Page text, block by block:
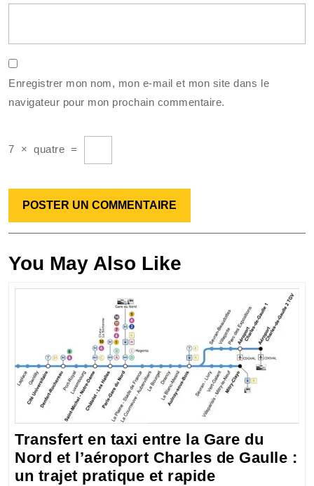
Enregistrer mon nom, mon e-mail et mon site dans le
navigateur pour mon prochain commentaire.
7 × quatre =
You May Also Like
Transfert en taxi entre la Gare du
Nord et l’aéroport Charles de Gaulle :
un trajet pratique et rapideTransfert